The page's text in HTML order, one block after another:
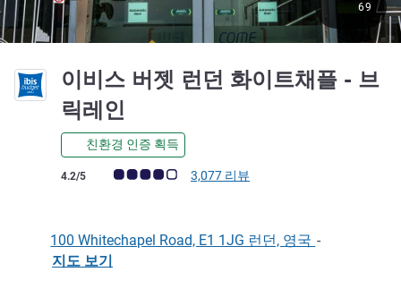
이비스 버젯 런던 화이트채플 - 브
릭레인
친환경 인증 획득
고객 평점 (ALL 평가)
4.2/5 3,077 리뷰
69
100 Whitechapel Road, E1 1JG 런던, 영국 -
지도 보기